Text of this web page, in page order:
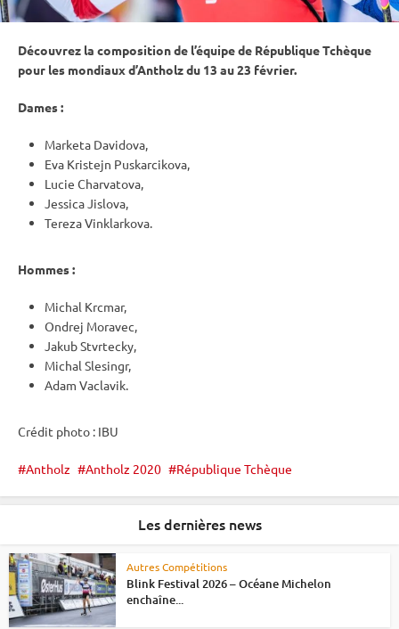
Découvrez la composition de l’équipe de République Tchèque
pour les mondiaux d’Antholz du 13 au 23 février.
Dames :
Marketa Davidova,
Eva Kristejn Puskarcikova,
Lucie Charvatova,
Jessica Jislova,
Tereza Vinklarkova.
Hommes :
Michal Krcmar,
Ondrej Moravec,
Jakub Stvrtecky,
Michal Slesingr,
Adam Vaclavik.
Crédit photo : IBU
Antholz Antholz 2020 République Tchèque
Les dernières news
Autres Compétitions
Blink Festival 2026 – Océane Michelon
enchaîne...